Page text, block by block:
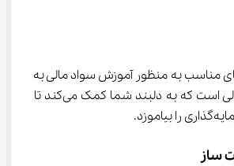
دیگر از بازی‌های مناسب به منظور آموزش سواد مالی به
کودک بازی مونوپولی است که به دلبند شما کمک می‌کند تا
ساز